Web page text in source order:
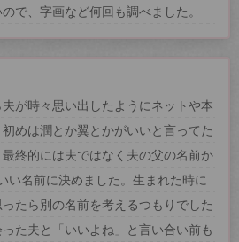
で、字画など何回も調べました。
が時々思い出したようにネットや本
めは潤とか翼とかがいいと言ってた
終的には夫ではなく夫の父の名前か
い名前に決めました。生まれた時に
たら別の名前を考えるつもりでした
た夫と「いいよね」と言い合い前も